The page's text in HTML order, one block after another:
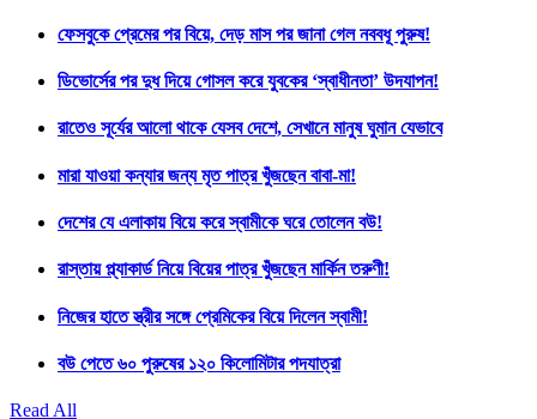
ফেসবুকে প্রেমের পর বিয়ে, দেড় মাস পর জানা গেল নববধূ পুরুষ!
ডিভোর্সের পর দুধ দিয়ে গোসল করে যুবকের ‘স্বাধীনতা’ উদযাপন!
রাতেও সূর্যের আলো থাকে যেসব দেশে, সেখানে মানুষ ঘুমান যেভাবে
মারা যাওয়া কন্যার জন্য মৃত পাত্র খুঁজছেন বাবা-মা!
দেশের যে এলাকায় বিয়ে করে স্বামীকে ঘরে তোলেন বউ!
রাস্তায় প্ল্যাকার্ড নিয়ে বিয়ের পাত্র খুঁজছেন মার্কিন তরুণী!
নিজের হাতে স্ত্রীর সঙ্গে প্রেমিকের বিয়ে দিলেন স্বামী!
বউ পেতে ৬০ পুরুষের ১২০ কিলোমিটার পদযাত্রা
Read All